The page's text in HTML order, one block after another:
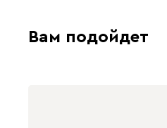
Вам подойдет